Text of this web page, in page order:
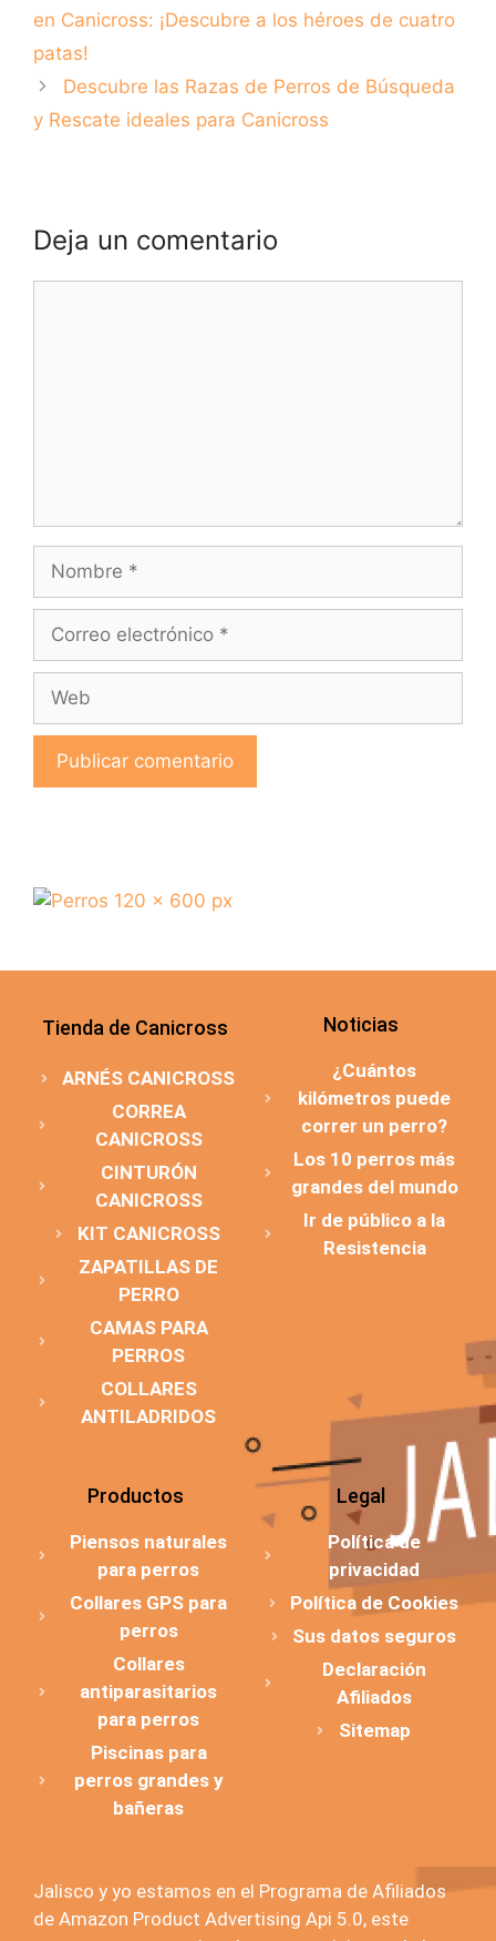
en Canicross: ¡Descubre a los héroes de cuatro
patas!
Descubre las Razas de Perros de Búsqueda
y Rescate ideales para Canicross
Deja un comentario
Tienda de Canicross
ARNÉS CANICROSS
CORREA
CANICROSS
CINTURÓN
CANICROSS
KIT CANICROSS
ZAPATILLAS DE
PERRO
CAMAS PARA
PERROS
COLLARES
ANTILADRIDOS
Noticias
¿Cuántos
kilómetros puede
correr un perro?
Los 10 perros más
grandes del mundo
Ir de público a la
Resistencia
Productos
Piensos naturales
para perros
Collares GPS para
perros
Collares
antiparasitarios
para perros
Piscinas para
perros grandes y
bañeras
Legal
Política de
privacidad
Política de Cookies
Sus datos seguros
Declaración
Afiliados
Sitemap
Jalisco y yo estamos en el Programa de Afiliados
de Amazon Product Advertising Api 5.0, este